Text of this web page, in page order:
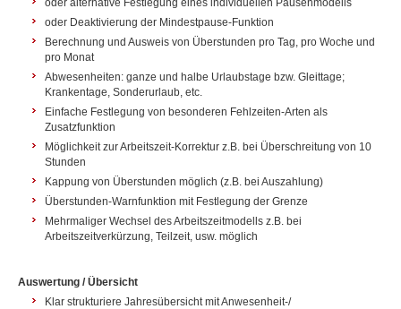
oder alternative Festlegung eines individuellen Pausenmodells
oder Deaktivierung der Mindestpause-Funktion
Berechnung und Ausweis von Überstunden pro Tag, pro Woche und
pro Monat
Abwesenheiten: ganze und halbe Urlaubstage bzw. Gleittage;
Krankentage, Sonderurlaub, etc.
Einfache Festlegung von besonderen Fehlzeiten-Arten als
Zusatzfunktion
Möglichkeit zur Arbeitszeit-Korrektur z.B. bei Überschreitung von 10
Stunden
Kappung von Überstunden möglich (z.B. bei Auszahlung)
Überstunden-Warnfunktion mit Festlegung der Grenze
Mehrmaliger Wechsel des Arbeitszeitmodells z.B. bei
Arbeitszeitverkürzung, Teilzeit, usw. möglich
Auswertung / Übersicht
Klar strukturiere Jahresübersicht mit Anwesenheit-/